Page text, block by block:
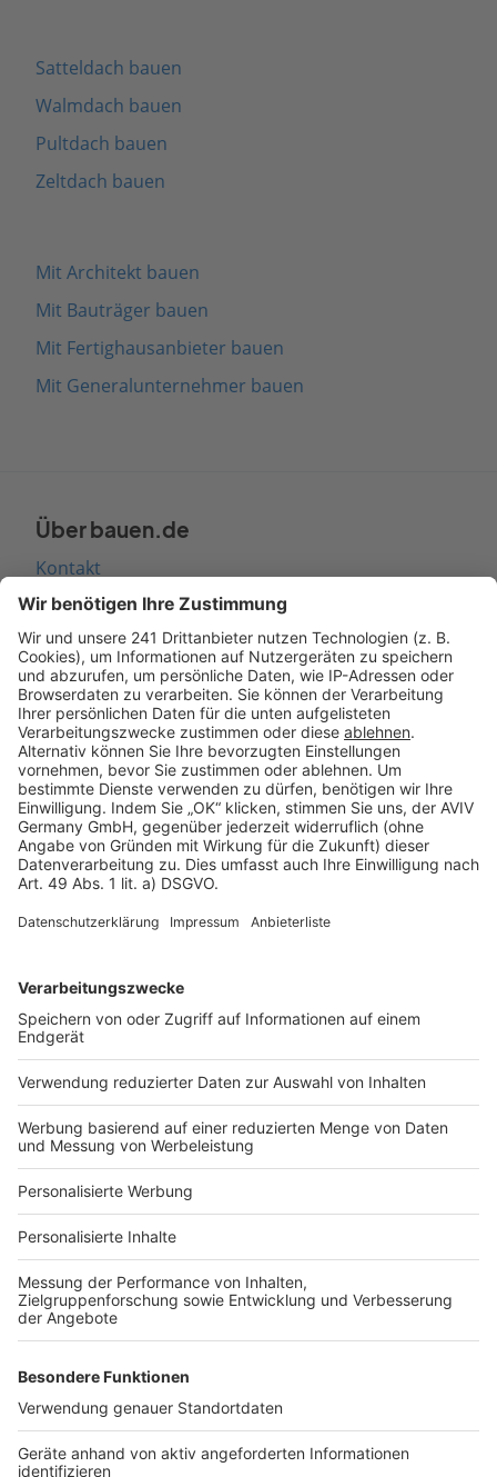
Satteldach bauen
Walmdach bauen
Pultdach bauen
Zeltdach bauen
Mit Architekt bauen
Mit Bauträger bauen
Mit Fertighausanbieter bauen
Mit Generalunternehmer bauen
Über bauen.de
Kontakt
Seitenaufbau
Barrierefreiheit
Cookie Einstellungen
Rechtliches
AGB-Übersicht
Datenschutz
Impressum
Services
Bauprojekt-Quiz
Häuser-Suche
Hausanbieter-Suche
Bauprojekt-Profil
Für Unternehmen
Ihre Baufirma auf bauen.de
Kostenloses Infogespräch